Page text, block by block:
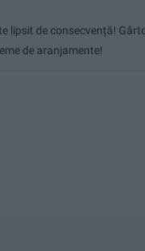
lipsit de consecvență!
de aranjamente!